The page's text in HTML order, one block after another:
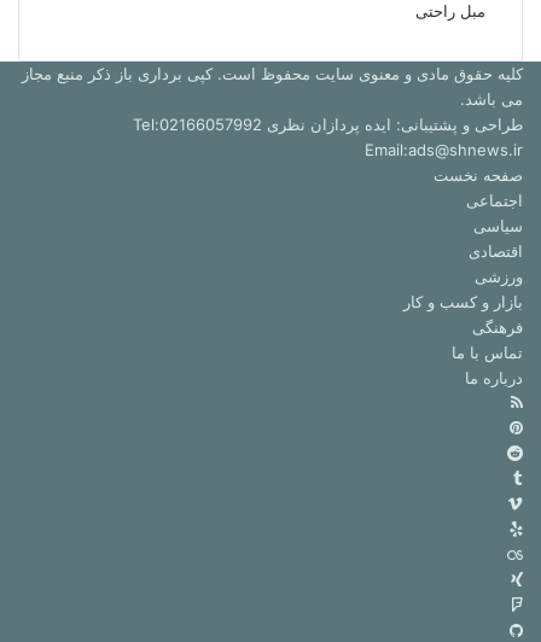
مبل راحتی
کلیه حقوق مادی و معنوی سایت محفوظ است. کپی برداری باز ذکر منبع مجاز
می باشد.
طراحی و پشتیبانی: ایده پردازان نظری Tel:02166057992
Email:ads@shnews.ir
صفحه نخست
اجتماعی
سیاسی
اقتصادی
ورزشی
بازار و کسب و کار
فرهنگی
تماس با ما
درباره ما